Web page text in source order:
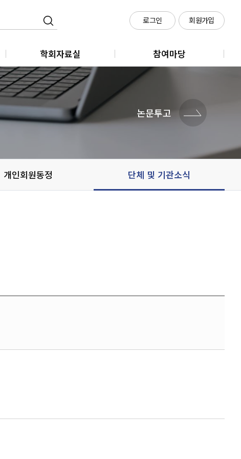
로그인 회원가입
학회자료실
학회지
학술대회
메타시티포럼
참여마당
논문투고
개인회원동정 단체 및 기관소식